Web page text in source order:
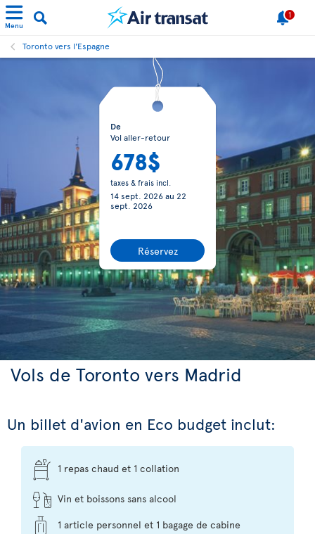
Menu
1
Toronto vers l'Espagne
De
Vol aller-retour
678$
taxes & frais incl.
14 sept. 2026au 22
sept. 2026
Réservez
Vols de Toronto vers Madrid
Un billet d'avion en Eco budget inclut:
1 repas chaud et 1 collation
Vin et boissons sans alcool
1 article personnel et 1 bagage de cabine